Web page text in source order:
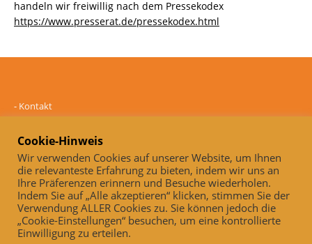
handeln wir freiwillig nach dem Pressekodex
https://www.presserat.de/pressekodex.html
- Kontakt
Datenschutz
-Impressum
Online und unabhängig seit 2005
Auch, wenn wir derzeit noch keine (kostenpflichtige)
Selbstverpflichtung beim Presserat abgegeben haben, handeln wir
freiwillig nach dem Pressekodex
Cookie-Hinweis
Wir verwenden Cookies auf unserer Website, um Ihnen
die relevanteste Erfahrung zu bieten, indem wir uns an
Ihre Präferenzen erinnern und Besuche wiederholen.
Indem Sie auf „Alle akzeptieren“ klicken, stimmen Sie der
Verwendung ALLER Cookies zu. Sie können jedoch die
„Cookie-Einstellungen“ besuchen, um eine kontrollierte
Einwilligung zu erteilen.